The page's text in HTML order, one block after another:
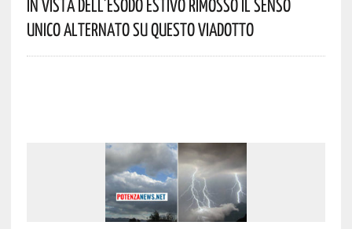
In Vista Dell’esodo Estivo Rimosso Il Senso
Unico Alternato Su Questo Viadotto